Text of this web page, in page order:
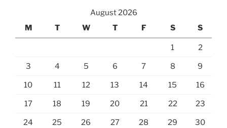
August 2026
M
T W T F S S
1 2
3 4 5 6 7 8 9
10 11 12 13 14 15 16
17 18 19 20 21 22 23
24 25 26 27 28 29 30